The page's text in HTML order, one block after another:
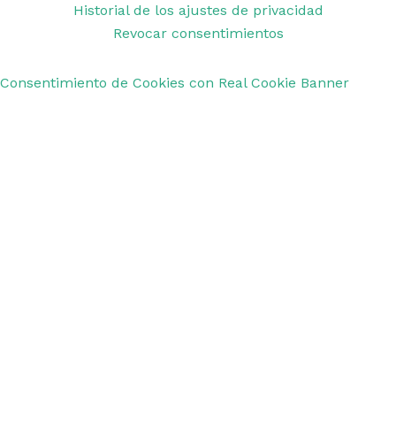
Historial de los ajustes de privacidad
Revocar consentimientos
Consentimiento de Cookies con Real Cookie Banner